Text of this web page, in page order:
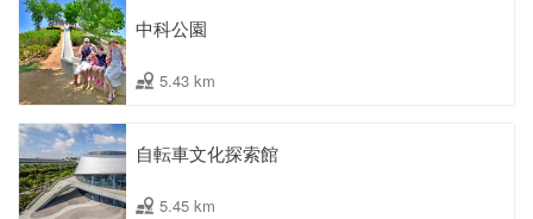
中科公園
5.43 km
自転車文化探索館
5.45 km